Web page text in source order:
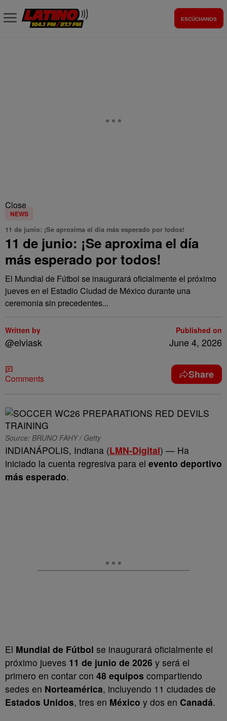
ESCÚCHANOS
Close
NEWS
11 de junio: ¡Se aproxima el día más esperado por todos!
11 de junio: ¡Se aproxima el día
más esperado por todos!
El Mundial de Fútbol se inaugurará oficialmente el próximo
jueves en el Estadio Ciudad de México durante una
ceremonia sin precedentes...
Written by
@elviask
Published on
June 4, 2026
Comments Share
Source: BRUNO FAHY / Getty
INDIANÁPOLIS, Indiana (LMN-Digital) — Ha
iniciado la cuenta regresiva para el evento deportivo
más esperado.
El Mundial de Fútbol se inaugurará oficialmente el
próximo jueves 11 de junio de 2026 y será el
primero en contar con 48 equipos compartiendo
sedes en Norteamérica, incluyendo 11 ciudades de
Estados Unidos, tres en México y dos en Canadá.